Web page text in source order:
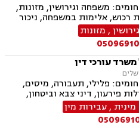
משפחה וגירושין, מזונות,
רכוש, אלימות במשפחה, ניכור
פירוק שיתוף, מעמד אישי,
הסכמי ממון, אחריות הורית,
צוואות וירושות, ייפוי כוח
חוזים והסכמים, פינוי
אסטרטגיה משפטית.
גירושין, מזונות
עורכי דין
פלילי, תעבורה, מיסים,
פירעון, דיני צבא וביטחון,
,עבירות מין